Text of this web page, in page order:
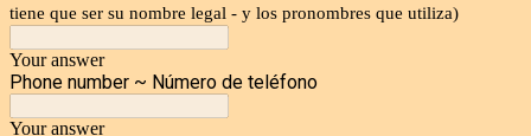
tiene que ser su nombre legal - y los pronombres que utiliza)
Your answer
Phone number ~ Número de teléfono
Your answer